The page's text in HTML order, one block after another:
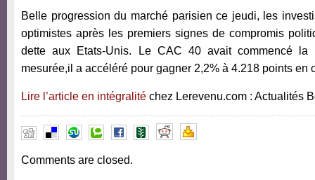
Belle progression du marché parisien ce jeudi, les
optimistes après les premiers signes de compromis
dette aux Etats-Unis. Le CAC 40 avait commencé la
mesurée,il a accéléré pour gagner 2,2% à 4.218 points
Lire l’article en intégralité chez Lerevenu.com : Actualités
Comments are closed.